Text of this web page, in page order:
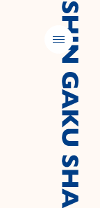
メニュー